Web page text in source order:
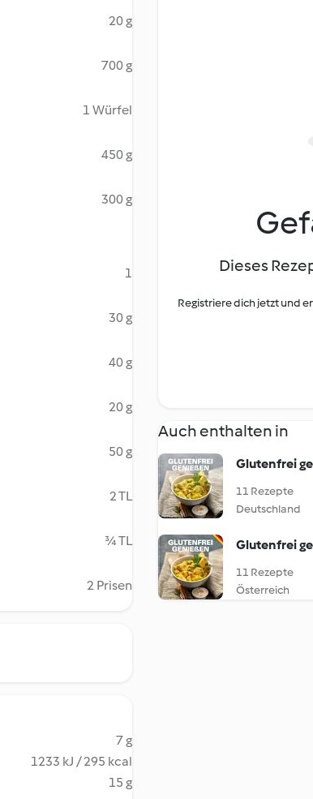
20 g
700 g
1 Würfel
450 g
300 g
1
30 g
40 g
20 g
50 g
2 TL
¾ TL
2 Prisen
7 g
1233 kJ / 295 kcal
15 g
Dieses
Registriere dich jetzt und
Auch enthalten in
Glutenfrei
11 Rezepte
Deutschland
Glutenfrei
11 Rezepte
Österreich